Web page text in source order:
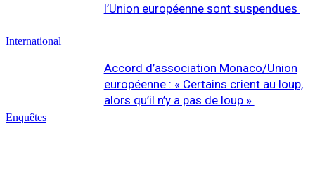
International
l’Union européenne sont suspendues
Enquêtes
Accord d’association Monaco/Union
européenne : « Certains crient au loup,
alors qu’il n’y a pas de loup »